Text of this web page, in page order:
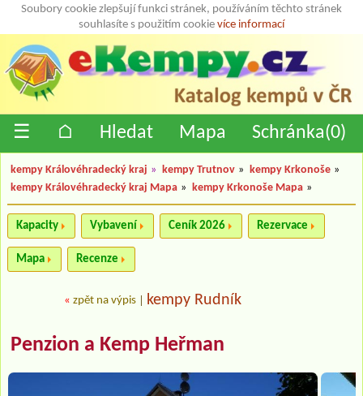
Soubory cookie zlepšují funkci stránek, používáním těchto stránek
souhlasíte s použitím cookie více informací
☰ ⌂ Hledat Mapa Schránka(0)
kempy Královéhradecký kraj » kempy Trutnov » kempy Krkonoše »
kempy Královéhradecký kraj Mapa » kempy Krkonoše Mapa »
Kapacity Vybavení Ceník 2026 Rezervace
Mapa Recenze
« zpět na výpis kempy Rudník
Penzion a Kemp Heřman